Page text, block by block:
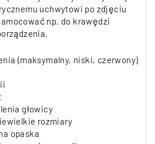
uchwytowi po zdjęciu
np. do krawędzi
(maksymalny, niski, czerwony)
głowicy
rozmiary
opaska